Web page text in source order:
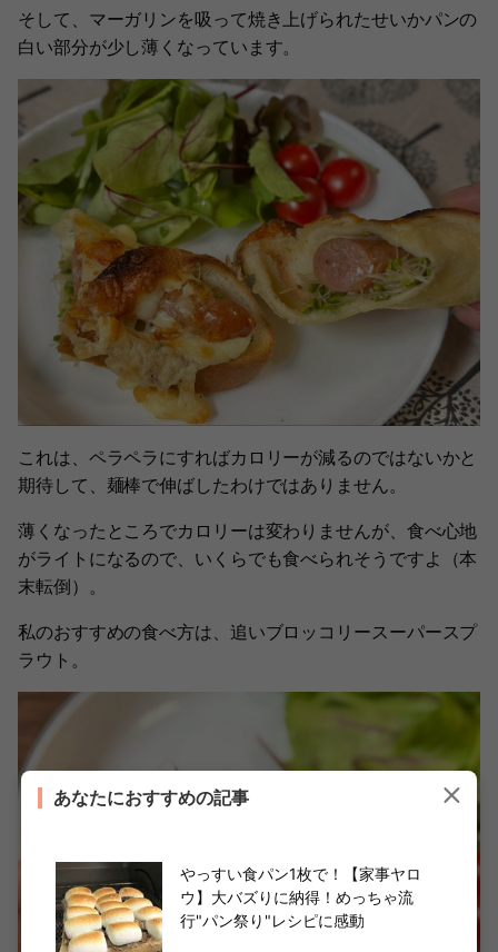
そして、マーガリンを吸って焼き上げられたせいかパンの
白い部分が少し薄くなっています。
これは、ペラペラにすればカロリーが減るのではないかと
期待して、麺棒で伸ばしたわけではありません。
薄くなったところでカロリーは変わりませんが、食べ心地
がライトになるので、いくらでも食べられそうですよ（本
末転倒）。
私のおすすめの食べ方は、追いブロッコリースーパースプ
ラウト。
あなたにおすすめの記事
やっすい食パン1枚で！【家事ヤロ
ウ】大バズりに納得！めっちゃ流
行"パン祭り"レシピに感動